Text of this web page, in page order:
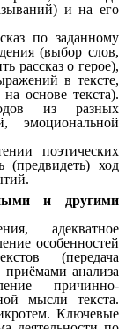
и на его
по заданному
(выбор слов,
рассказ о герое),
в тексте,
основе текста).
из разных
эмоциональной
поэтических
(предвидеть) ход
и другими
адекватное
особенностей
(передача
анализа
причинно-
мысли текста.
Ключевые